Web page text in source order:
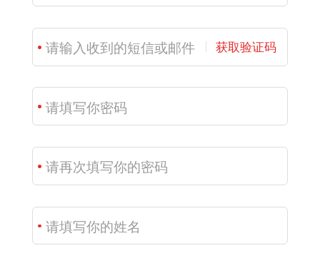
获取验证码